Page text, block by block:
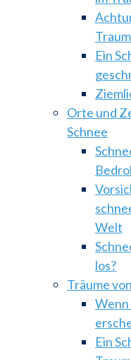
Ein
Orte und
Schnee
Welt
los?
Träume
Wenn
Ein